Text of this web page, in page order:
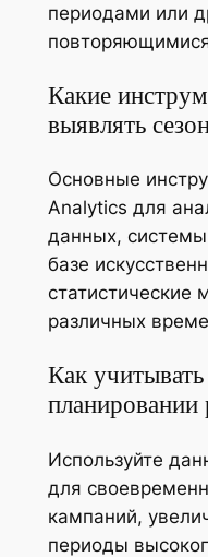
периодами или
Какие
выявлять
Основные
Analytics для
данных, системы
базе
статистические
различных
Как
планировании
Используйте
для
кампаний,
периоды